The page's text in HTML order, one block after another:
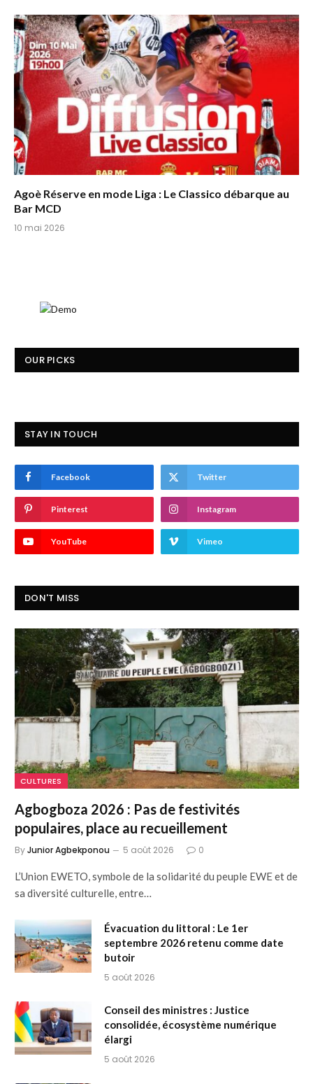
Agoè Réserve en mode Liga : Le Classico débarque au
Bar MCD
10 mai 2026
OUR PICKS
STAY IN TOUCH
Facebook Twitter
Pinterest Instagram
YouTube Vimeo
DON'T MISS
CULTURES
Agbogboza 2026 : Pas de festivités
populaires, place au recueillement
ByJunior Agbekponou 5 août 2026 0
L’Union EWETO, symbole de la solidarité du peuple EWE et de
sa diversité culturelle, entre…
Évacuation du littoral : Le 1er
septembre 2026 retenu comme date
butoir
5 août 2026
Conseil des ministres : Justice
consolidée, écosystème numérique
élargi
5 août 2026